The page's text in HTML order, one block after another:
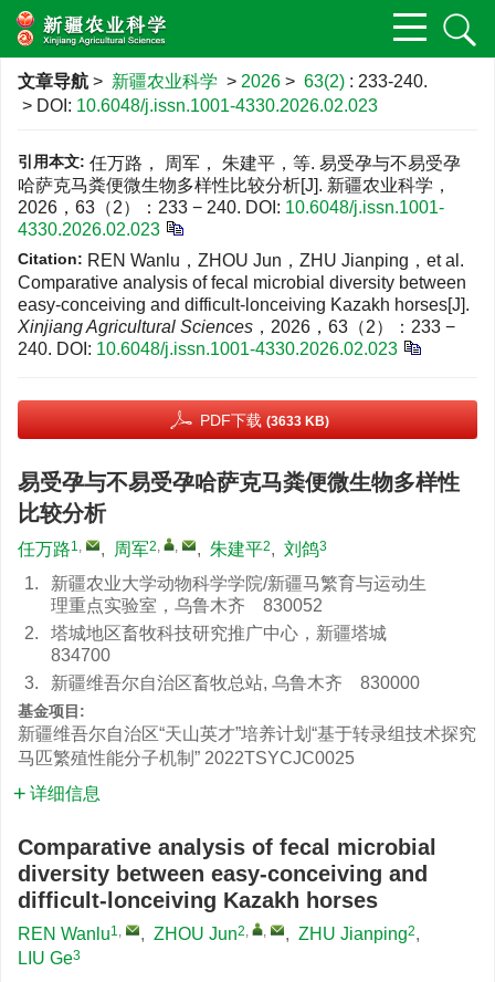
文章导航 > 新疆农业科学 > 2026 > 63(2) : 233-240.
> DOI: 10.6048/j.issn.1001-4330.2026.02.023
引用本文: 任万路， 周军， 朱建平，等. 易受孕与不易受孕
哈萨克马粪便微生物多样性比较分析[J]. 新疆农业科学，
2026，63（2）：233 − 240. DOI: 10.6048/j.issn.1001-
4330.2026.02.023
Citation: REN Wanlu，ZHOU Jun，ZHU Jianping，et al.
Comparative analysis of fecal microbial diversity between
easy-conceiving and difficult-lonceiving Kazakh horses[J].
Xinjiang Agricultural Sciences ，2026，63（2）：233 −
240. DOI: 10.6048/j.issn.1001-4330.2026.02.023
PDF下载 (3633 KB)
易受孕与不易受孕哈萨克马粪便微生物多样性
比较分析
任万路1, , 周军2, , , 朱建平2, 刘鸽3
1.
新疆农业大学动物科学学院/新疆马繁育与运动生
理重点实验室，乌鲁木齐 830052
2.
塔城地区畜牧科技研究推广中心，新疆塔城
834700
3.
新疆维吾尔自治区畜牧总站, 乌鲁木齐 830000
基金项目:
新疆维吾尔自治区“天山英才”培养计划“基于转录组技术探究
马匹繁殖性能分子机制” 2022TSYCJC0025
详细信息
Comparative analysis of fecal microbial
diversity between easy-conceiving and
difficult-lonceiving Kazakh horses
REN Wanlu1, , ZHOU Jun2, , , ZHU Jianping2,
LIU Ge3